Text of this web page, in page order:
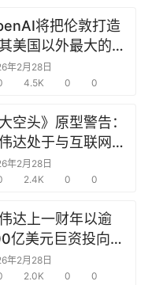
将把伦敦打造
美国以外最大的研
心
年2月28日
4.5K 0 0
大空头》原型警告：
达处于与互联网泡
期思科同样的“危
境地”
年2月28日
2.4K 0 0
达上一财年以逾
亿美元巨资投向合
，竭力巩固AI芯片
年2月28日
2.0K 0 0